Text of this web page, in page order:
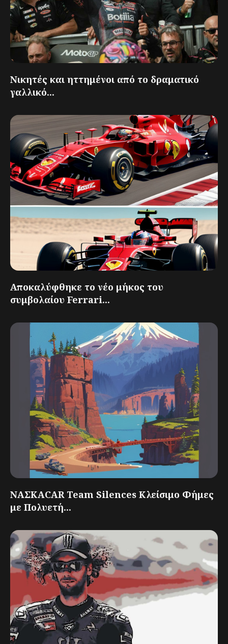
Νικητές και ηττημένοι από το δραματικό
γαλλικό...
Αποκαλύφθηκε το νέο μήκος του
συμβολαίου Ferrari...
ΝΑΣΚΑCAR Team Silences Κλείσιμο Φήμες
με Πολυετή...